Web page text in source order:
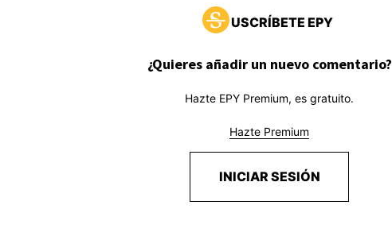
USCRÍBETE EPY
¿Quieres añadir un nuevo comentario?
Hazte EPY Premium, es gratuito.
Hazte Premium
INICIAR SESIÓN